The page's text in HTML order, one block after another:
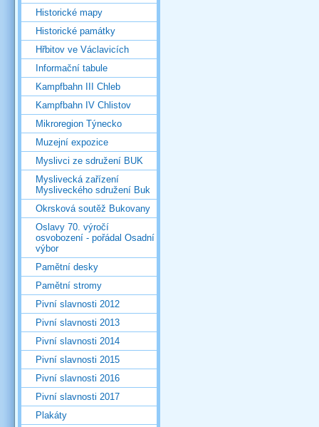
Historické mapy
Historické památky
Hřbitov ve Václavicích
Informační tabule
Kampfbahn III Chleb
Kampfbahn IV Chlistov
Mikroregion Týnecko
Muzejní expozice
Myslivci ze sdružení BUK
Myslivecká zařízení
Mysliveckého sdružení Buk
Okrsková soutěž Bukovany
Oslavy 70. výročí
osvobození - pořádal Osadní
výbor
Pamětní desky
Pamětní stromy
Pivní slavnosti 2012
Pivní slavnosti 2013
Pivní slavnosti 2014
Pivní slavnosti 2015
Pivní slavnosti 2016
Pivní slavnosti 2017
Plakáty